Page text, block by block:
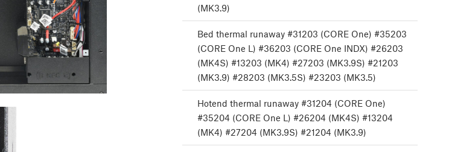
(MK3.9)
Bed thermal runaway #31203 (CORE One) #35203
(CORE One L) #36203 (CORE One INDX) #26203
(MK4S) #13203 (MK4) #27203 (MK3.9S) #21203
(MK3.9) #28203 (MK3.5S) #23203 (MK3.5)
Hotend thermal runaway #31204 (CORE One)
#35204 (CORE One L) #26204 (MK4S) #13204
(MK4) #27204 (MK3.9S) #21204 (MK3.9)